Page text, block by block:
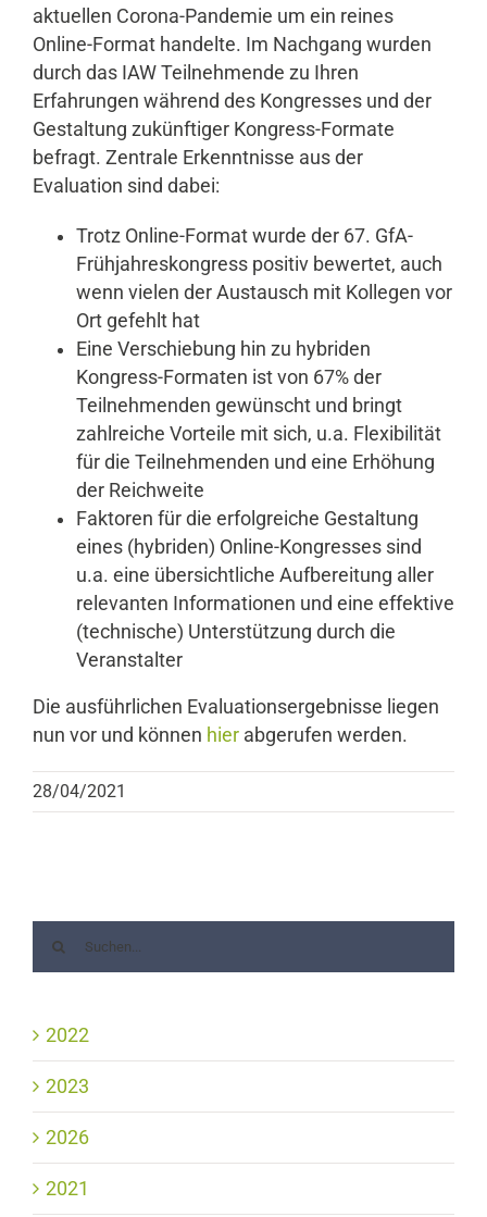
aktuellen Corona-Pandemie um ein reines
Online-Format handelte. Im Nachgang wurden
durch das IAW Teilnehmende zu Ihren
Erfahrungen während des Kongresses und der
Gestaltung zukünftiger Kongress-Formate
befragt. Zentrale Erkenntnisse aus der
Evaluation sind dabei:
Trotz Online-Format wurde der 67. GfA-
Frühjahreskongress positiv bewertet, auch
wenn vielen der Austausch mit Kollegen vor
Ort gefehlt hat
Eine Verschiebung hin zu hybriden
Kongress-Formaten ist von 67% der
Teilnehmenden gewünscht und bringt
zahlreiche Vorteile mit sich, u.a. Flexibilität
für die Teilnehmenden und eine Erhöhung
der Reichweite
Faktoren für die erfolgreiche Gestaltung
eines (hybriden) Online-Kongresses sind
u.a. eine übersichtliche Aufbereitung aller
relevanten Informationen und eine effektive
(technische) Unterstützung durch die
Veranstalter
Die ausführlichen Evaluationsergebnisse liegen
nun vor und können hier abgerufen werden.
28/04/2021
2022
2023
2026
2021